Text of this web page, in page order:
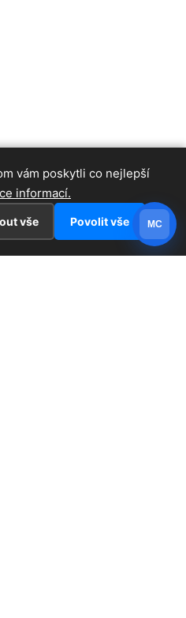
vám poskytli co nejlepší
informací.
vše Povolit vše MC